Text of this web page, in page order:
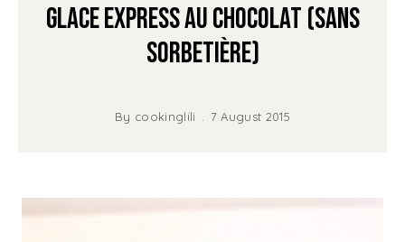
Glace express au Chocolat (Sans
sorbetière)
By cookinglili 7 August 2015